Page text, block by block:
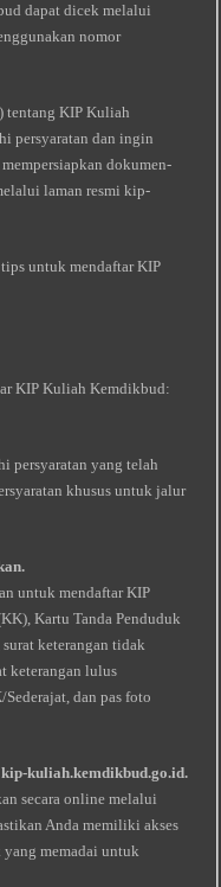
dapat dicek melalui
nomor
tentang KIP Kuliah
persyaratan dan ingin
dokumen-
laman resmi kip-
untuk mendaftar KIP
KIP Kuliah Kemdikbud:
persyaratan yang telah
khusus untuk jalur
untuk mendaftar KIP
Kartu Tanda Penduduk
keterangan tidak
keterangan lulus
dan pas foto
kuliah.kemdikbud.go.id.
secara online melalui
Anda memiliki akses
memadai untuk